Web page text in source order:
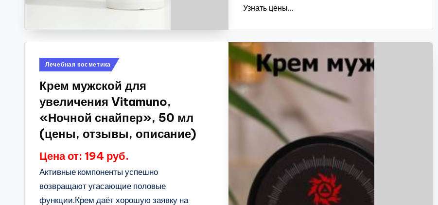
Узнать цены...
Опубликовано
Лечебная косметика
Крем мужской для
увеличения Vitamuno,
«Ночной снайпер», 50 мл
(цены, отзывы, описание)
Цена от: 194 руб.
Активные компоненты успешно
возвращают угасающие половые
функции.Крем даёт хорошую заявку на